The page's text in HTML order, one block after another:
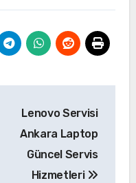
Lenovo Servisi
Ankara Laptop
Güncel Servis
Hizmetleri